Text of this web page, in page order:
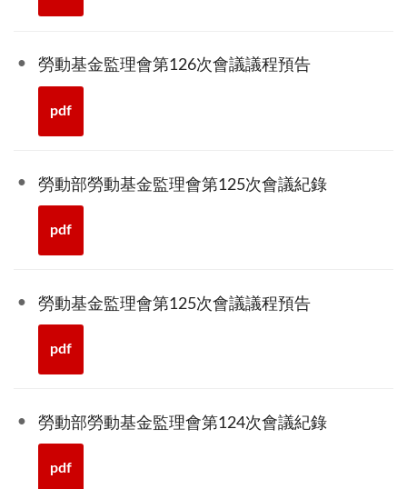
勞動基金監理會第126次會議議程預告
pdf
勞動部勞動基金監理會第125次會議紀錄
pdf
勞動基金監理會第125次會議議程預告
pdf
勞動部勞動基金監理會第124次會議紀錄
pdf